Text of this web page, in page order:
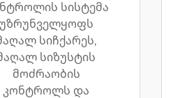
სისტემა
უზრუნველყოფს
სიჩქარეს,
სიზუსტის
მოძრაობის
კონტროლს და